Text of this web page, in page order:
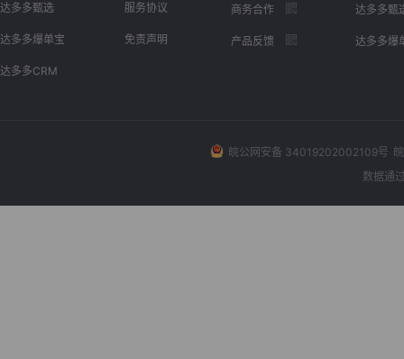
达多多甄选
达多多爆单宝
达多多CRM
服务协议
免责声明
商务合作
产品反馈
达多多甄
达多多爆
皖公网安备 34019202002109号
数据通